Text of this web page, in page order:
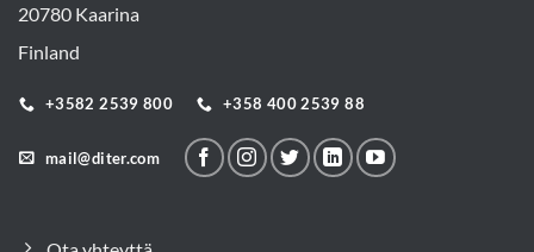
20780 Kaarina
Finland
+3582 2539 800 +358 400 2539 88
mail@diter.com